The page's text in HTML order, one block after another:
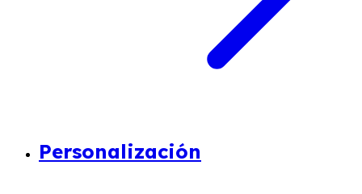
Personalización